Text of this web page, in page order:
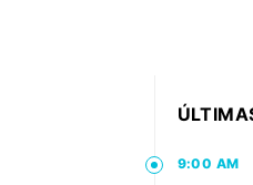
9:00 AM